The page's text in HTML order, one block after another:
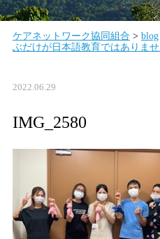
ケアネットワーク協同組合 > blog
ぶだけが日本語教育ではありま
2022.06.29
IMG_2580